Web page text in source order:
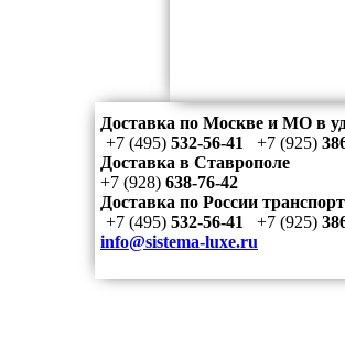
Доставка по Москве и МО
+7 (495) 532-56-41 +7 (925)
Доставка в
+7 (928) 638-76-42
Доставка по России
+7 (495) 532-56-41 +7 (925)
info@sistema-luxe.ru